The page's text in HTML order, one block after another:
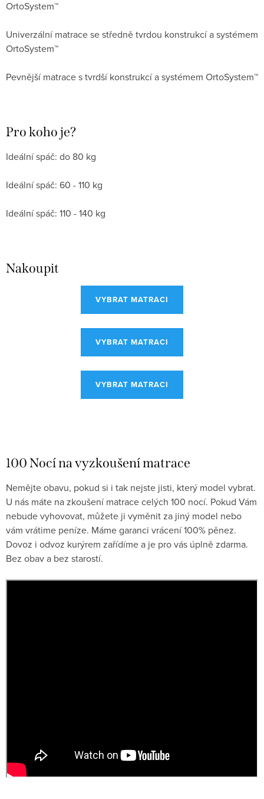
OrtoSystem™
Univerzální matrace se středně tvrdou konstrukcí a systémem
OrtoSystem™
Pevnější matrace s tvrdší konstrukcí a systémem OrtoSystem™
Pro koho je?
Ideální spáč: do 80 kg
Ideální spáč: 60 - 110 kg
Ideální spáč: 110 - 140 kg
Nakoupit
VYBRAT MATRACI
VYBRAT MATRACI
VYBRAT MATRACI
100 Nocí na vyzkoušení matrace
Nemějte obavu, pokud si i tak nejste jisti, který model vybrat.
U nás máte na zkoušení matrace celých 100 nocí. Pokud Vám
nebude vyhovovat, můžete ji vyměnit za jiný model nebo
vám vrátime peníze. Máme garanci vrácení 100% pěnez.
Dovoz i odvoz kurýrem zařídíme a je pro vás úplně zdarma.
Bez obav a bez starostí.